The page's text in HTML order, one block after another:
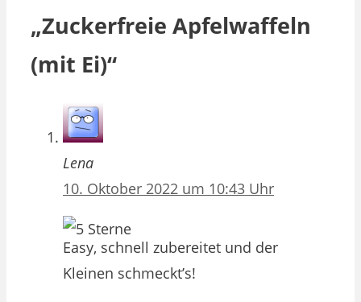
„Zuckerfreie Apfelwaffeln
(mit Ei)“
Lena
10. Oktober 2022 um 10:43 Uhr
Easy, schnell zubereitet und der
Kleinen schmeckt’s!